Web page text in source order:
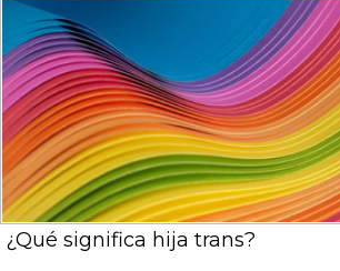
¿Qué significa hija trans?